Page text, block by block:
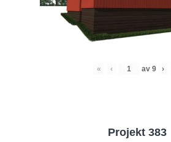
« ‹ av 9 ›
Projekt 383